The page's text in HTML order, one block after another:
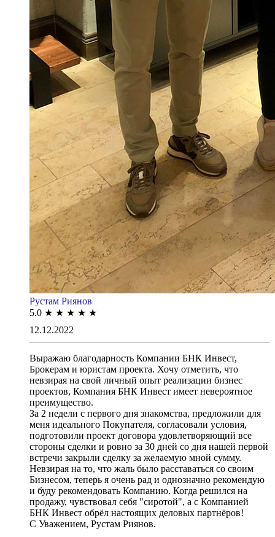
Рустам Риянов
5.0 ★ ★ ★ ★ ★
12.12.2022
Выражаю благодарность Компании БНК Инвест,
Брокерам и юристам проекта. Хочу отметить, что
невзирая на свой личный опыт реализации бизнес
проектов, Компания БНК Инвест имеет невероятное
преимущество.
За 2 недели с первого дня знакомства, предложили для
меня идеального Покупателя, согласовали условия,
подготовили проект договора удовлетворяющий все
стороны сделки и ровно за 30 дней со дня нашей первой
встречи закрыли сделку за желаемую мной сумму.
Невзирая на то, что жаль было расставаться со своим
Бизнесом, теперь я очень рад и однозначно рекомендую
и буду рекомендовать Компанию. Когда решился на
продажу, чувствовал себя "сиротой", а с Компанией
БНК Инвест обрёл настоящих деловых партнёров!
С Уважением, Рустам Риянов.